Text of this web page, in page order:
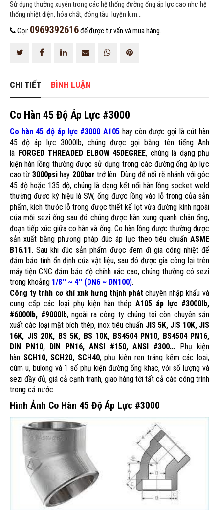
Sử dụng thường xuyên trong các hệ thống đường ống áp lực cao như hệ
thống nhiệt điện, hóa chất, đóng tàu, luyện kim...
Gọi: 0969392616để được tư vấn và mua hàng.
CHI TIẾT BÌNH LUẬN
Co Hàn 45 Độ Áp Lực #3000
Co hàn 45 độ áp lực #3000 A105hay còn được gọi là cút hàn
45 độ áp lực 3000lb, chúng được gọi bằng tên tiếng Anh
là FORGED THREADED ELBOW 45DEGREE, chúng là dạng phụ
kiện hàn lồng thường được sử dụng trong các đường ống áp lực
cao từ 3000psihay 200bar trở lên. Dùng để nối rẽ nhánh với góc
45 độ hoặc 135 độ, chúng là dạng kết nối hàn lồng socket weld
thường được ký hiệu là SW, ống được lồng vào lỗ trong của sản
phẩm, kích thước lỗ trong được thiết kế lọt vừa đường kính ngoài
của mỗi sezi ống sau đó chúng được hàn xung quanh chân ống,
đoạn tiếp xúc giữa co hàn và ống. Co hàn lồng được thường được
sản xuất bằng phương pháp đúc áp lực theo tiêu chuẩn ASME
B16.11. Sau khi đúc sản phẩm được đem đi gia công nhiệt để
đảm bảo tính ổn định của vật liệu, sau đó được gia công lại trên
máy tiện CNC đảm bảo độ chính xác cao, chúng thường có sezi
trong khoảng 1/8'' ~ 4'' (DN6 ~ DN100).
Công ty tnhh cơ khí xnk hưng thịnh phátchuyên nhập khẩu và
cung cấp các loại phụ kiện hàn thépA105 áp lực #3000lb,
#6000lb, #9000lb, ngoài ra công ty chúng tôi còn chuyên sản
xuất các loại mặt bích thép, inox tiêu chuẩn JIS 5K, JIS 10K, JIS
16K, JIS 20K, BS 5K, BS 10K, BS4504 PN10, BS4504 PN16,
DIN PN10, DIN PN16, ANSI #150, ANSI #300...Phụ kiện
hàn SCH10, SCH20, SCH40, phụ kiện ren tráng kẽm các loại,
cùm u, bulong và 1 số phụ kiện đường ống khác, với số lượng và
sezi đầy đủ, giá cả cạnh tranh, giao hàng tới tất cả các công trình
trong cả nước.
Hình Ảnh Co Hàn 45 Độ Áp Lực #3000